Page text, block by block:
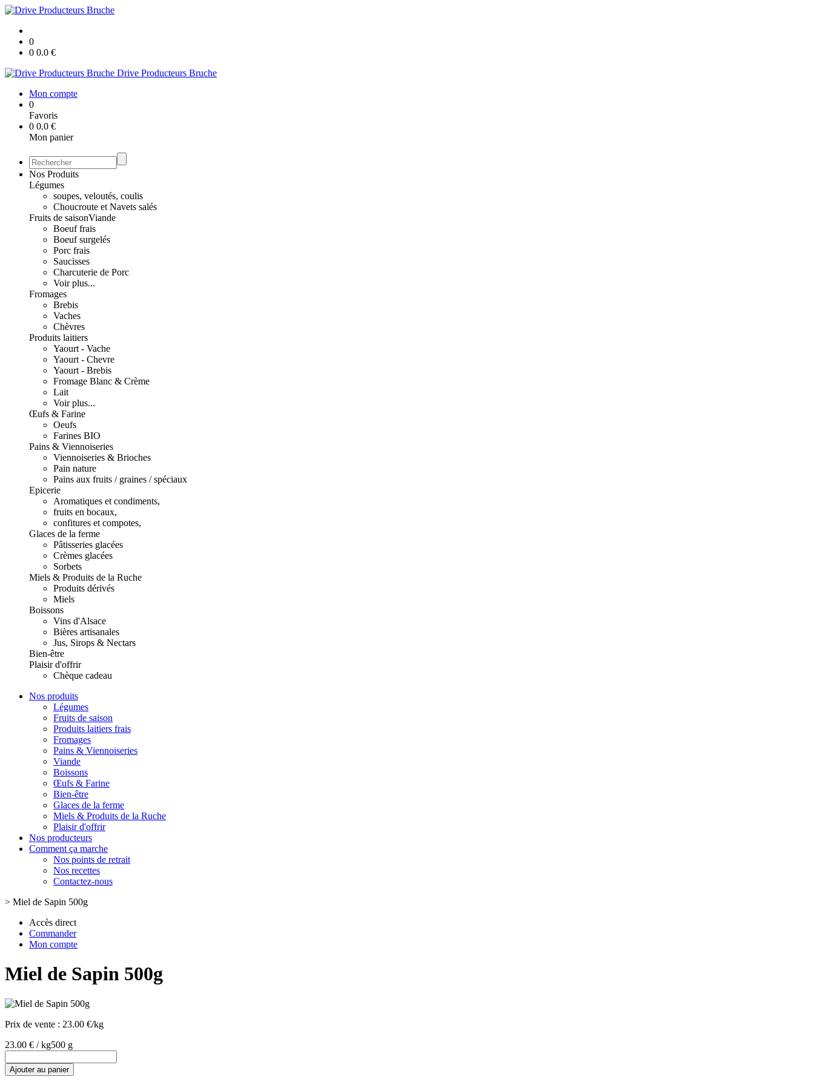
0
0 0.0 €
Drive Producteurs Bruche
Mon compte
0
Favoris
0 0.0 €
Mon panier
Nos Produits
Légumes
soupes, veloutés, coulis
Choucroute et Navets salés
Fruits de saisonViande
Boeuf frais
Boeuf surgelés
Porc frais
Saucisses
Charcuterie de Porc
Voir plus...
Fromages
Brebis
Vaches
Chèvres
Produits laitiers
Yaourt - Vache
Yaourt - Chevre
Yaourt - Brebis
Fromage Blanc & Crème
Lait
Voir plus...
Œufs & Farine
Oeufs
Farines BIO
Pains & Viennoiseries
Viennoiseries & Brioches
Pain nature
Pains aux fruits / graines / spéciaux
Epicerie
Aromatiques et condiments,
fruits en bocaux,
confitures et compotes,
Glaces de la ferme
Pâtisseries glacées
Crèmes glacées
Sorbets
Miels & Produits de la Ruche
Produits dérivés
Miels
Boissons
Vins d'Alsace
Bières artisanales
Jus, Sirops & Nectars
Bien-être
Plaisir d'offrir
Chèque cadeau
Nos produits
Légumes
Fruits de saison
Produits laitiers frais
Fromages
Pains & Viennoiseries
Viande
Boissons
Œufs & Farine
Bien-être
Glaces de la ferme
Miels & Produits de la Ruche
Plaisir d'offrir
Nos producteurs
Comment ça marche
Nos points de retrait
Nos recettes
Contactez-nous
> Miel de Sapin 500g
Accès direct
Commander
Mon compte
Miel de Sapin 500g
Prix de vente : 23.00 €/kg
23.00 € / kg500 g
Ajouter au panier